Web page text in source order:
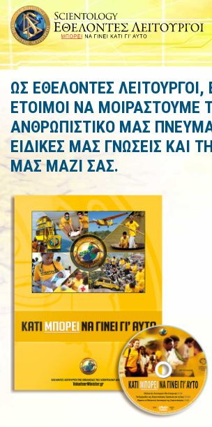
ΩΣ ΕΘΕΛΟΝΤΕΣ ΛΕΙΤΟΥΡΓΟΙ,
ΕΤΟΙΜΟΙ ΝΑ ΜΟΙΡΑΣΤΟΥΜΕ
ΑΝΘΡΩΠΙΣΤΙΚΟ ΜΑΣ
ΕΙΔΙΚΕΣ ΜΑΣ ΓΝΩΣΕΙΣ ΚΑΙ
ΜΑΣ ΜΑΖΙ ΣΑΣ.